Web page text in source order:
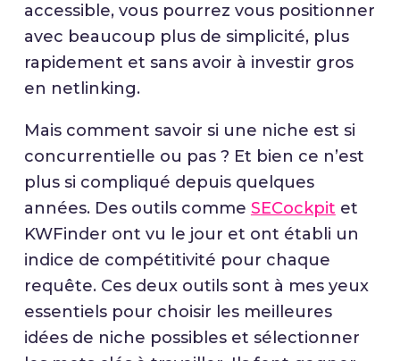
accessible, vous pourrez vous positionner
avec beaucoup plus de simplicité, plus
rapidement et sans avoir à investir gros
en netlinking.
Mais comment savoir si une niche est si
concurrentielle ou pas ? Et bien ce n’est
plus si compliqué depuis quelques
années. Des outils comme SECockpit et
KWFinder ont vu le jour et ont établi un
indice de compétitivité pour chaque
requête. Ces deux outils sont à mes yeux
essentiels pour choisir les meilleures
idées de niche possibles et sélectionner